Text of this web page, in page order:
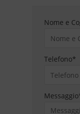
Nome e
Telefono*
Messaggio